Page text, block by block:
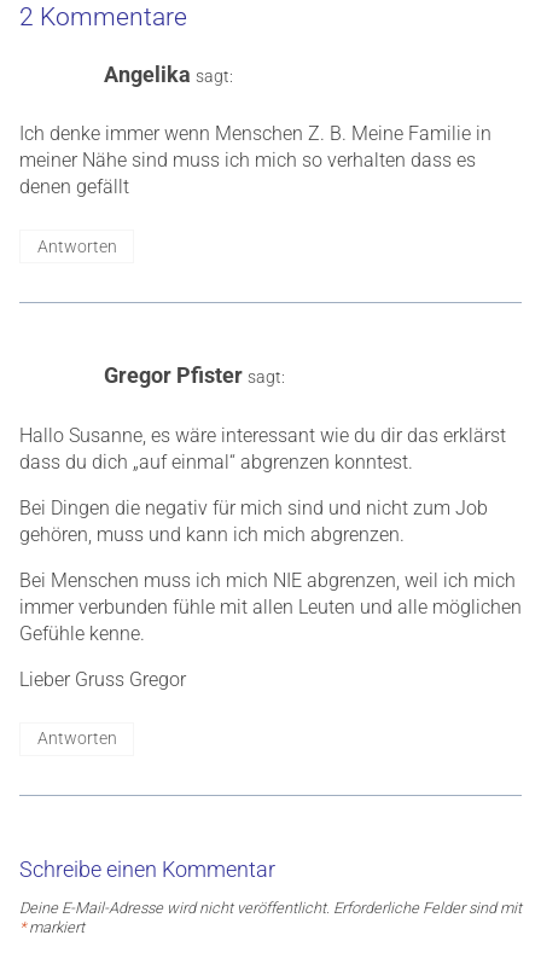
2 Kommentare
Angelika sagt:
Ich denke immer wenn Menschen Z. B. Meine Familie in
meiner Nähe sind muss ich mich so verhalten dass es
denen gefällt
Antworten
Gregor Pfister sagt:
Hallo Susanne, es wäre interessant wie du dir das erklärst
dass du dich „auf einmal“ abgrenzen konntest.
Bei Dingen die negativ für mich sind und nicht zum Job
gehören, muss und kann ich mich abgrenzen.
Bei Menschen muss ich mich NIE abgrenzen, weil ich mich
immer verbunden fühle mit allen Leuten und alle möglichen
Gefühle kenne.
Lieber Gruss Gregor
Antworten
Schreibe einen Kommentar
Deine E-Mail-Adresse wird nicht veröffentlicht. Erforderliche Felder sind mit
*markiert